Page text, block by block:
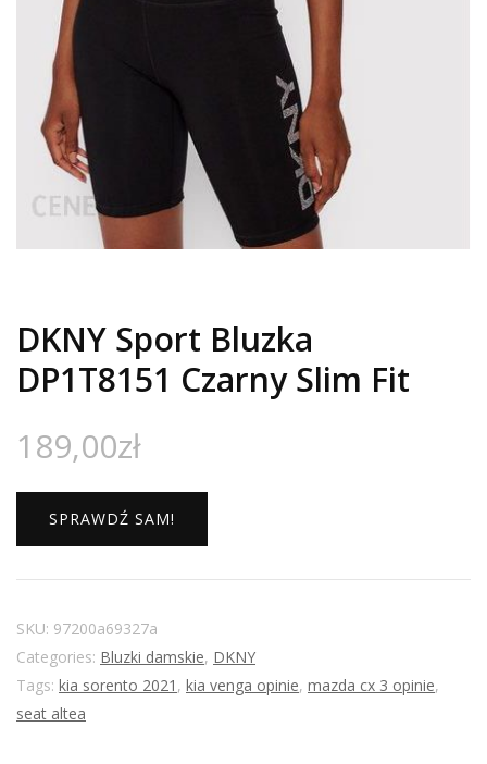
DKNY Sport Bluzka
DP1T8151 Czarny Slim Fit
189,00zł
SPRAWDŹ SAM!
SKU: 97200a69327a
Categories: Bluzki damskie, DKNY
Tags: kia sorento 2021 , kia venga opinie, mazda cx 3 opinie,
seat altea